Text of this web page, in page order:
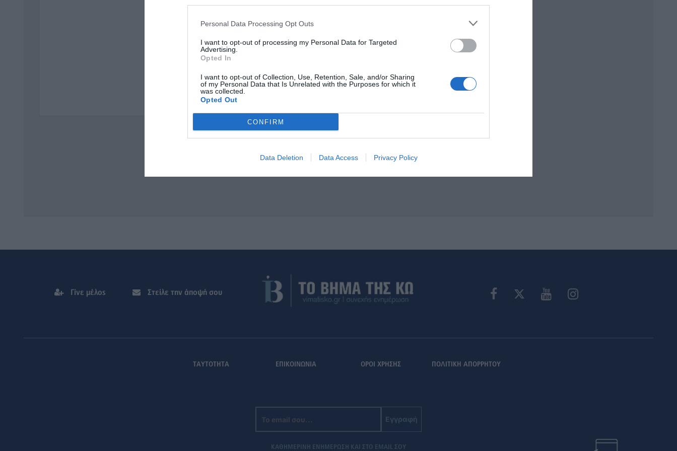
Personal Data Processing Opt Outs
I want to opt-out of processing my Personal Data for Targeted
Advertising.
Opted In
I want to opt-out of Collection, Use, Retention, Sale, and/or Sharing
of my Personal Data that Is Unrelated with the Purposes for which it
was collected.
Opted Out
CONFIRM
Data Deletion Data Access Privacy Policy
ελκυστικό πακέτο αποδοχών, ετήσια
απασχόληση
Αποστολή βιογραφικώνμε φωτογραφίαστο:
e-mail: fr_ko@kotsovolos.gr
Γίνε μέλος Στείλε την άποψή σου
ΤΑΥΤΟΤΗΤΑ ΕΠΙΚΟΙΝΩΝΙΑ ΟΡΟΙ ΧΡΗΣΗΣ ΠΟΛΙΤΙΚΗ ΑΠΟΡΡΗΤΟΥ
Εγγραφή
ΚΑΘΗΜΕΡΙΝΗ ΕΝΗΜΕΡΩΣΗ ΚΑΙ ΣΤΟ EMAIL ΣΟΥ